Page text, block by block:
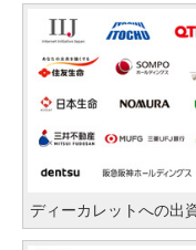
ディーカレットへの出